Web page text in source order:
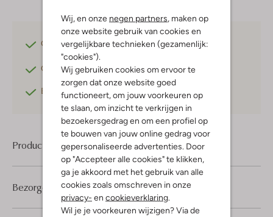
Wij, en onze negen partners, maken op
onze website gebruik van cookies en
vergelijkbare technieken (gezamenlijk:
"cookies").
Wij gebruiken cookies om ervoor te
zorgen dat onze website goed
functioneert, om jouw voorkeuren op
te slaan, om inzicht te verkrijgen in
bezoekersgedrag en om een profiel op
te bouwen van jouw online gedrag voor
gepersonaliseerde advertenties. Door
op "Accepteer alle cookies" te klikken,
ga je akkoord met het gebruik van alle
cookies zoals omschreven in onze
privacy- en cookieverklaring.
Wil je je voorkeuren wijzigen? Via de
Gratis verzendingvanaf €75,-
Gratis retournerenbinnen 30 dagen*
Betaal achteraf met Klarna
Product informatie
Bezorgen & retourneren